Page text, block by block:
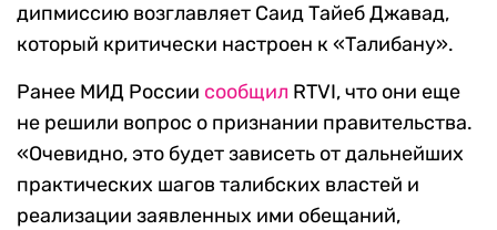
дипмиссию возглавляет Саид Тайеб Джавад,
который критически настроен к «Талибану».
Ранее МИД России сообщил RTVI, что они еще
не решили вопрос о признании правительства.
«Очевидно, это будет зависеть от дальнейших
практических шагов талибских властей и
реализации заявленных ими обещаний,